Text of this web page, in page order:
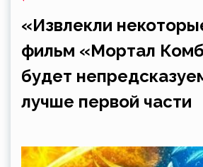
«Извлекли
фильм «Мортал
будет
лучше первой части